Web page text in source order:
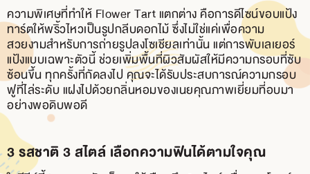
ความพิเศษที่ทำให้ Flower Tart แตกต่าง คือการดีไซน์ขอบแป้ง
ทาร์ตให้พริ้วไหวเป็นรูปกลีบดอกไม้ ซึ่งไม่ใช่แค่เพื่อความ
สวยงามสำหรับการถ่ายรูปลงโซเชียลเท่านั้น แต่การพับเลเยอร์
แป้งแบบเฉพาะตัวนี้ ช่วยเพิ่มพื้นที่ผิวสัมผัสให้มีความกรอบที่ซับ
ซ้อนขึ้น ทุกครั้งที่กัดลงไป คุณจะได้รับประสบการณ์ความกรอบ
ฟูที่ไล่ระดับ แฝงไปด้วยกลิ่นหอมของเนยคุณภาพเยี่ยมที่อบมา
อย่างพอดิบพอดี
3 รสชาติ 3 สไตล์ เลือกความฟินได้ตามใจคุณ